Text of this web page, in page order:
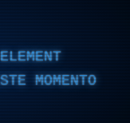
MOMENTO